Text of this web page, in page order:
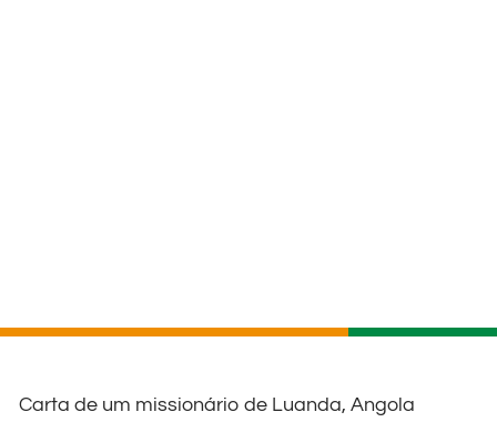
Carta de um missionário de Luanda, Angola